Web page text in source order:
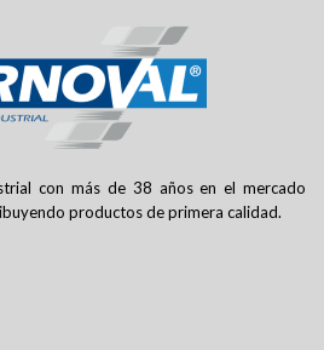
con más de 38 años en el mercado
productos de primera calidad.